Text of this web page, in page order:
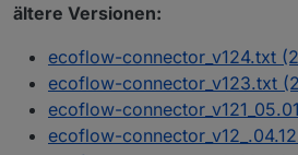
log("Fehler bei der
        idOK = true
    }
} else {
    idOK = true
ältere Versionen:
ecoflow-connector_v124.txt
ecoflow-connector_v123.txt
ecoflow-
ecoflow-